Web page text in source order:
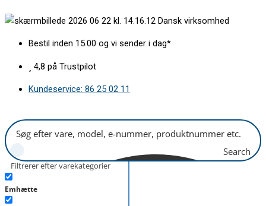
til
Dansk virksomhed
Bestil inden 15.00 og vi sender i dag*
4,8 på Trustpilot
Kundeservice: 86 25 02 11
Search
Filtrerer efter varekategorier
Emhætte
273x53